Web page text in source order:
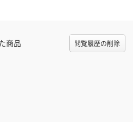
商品 閲覧履歴の削除